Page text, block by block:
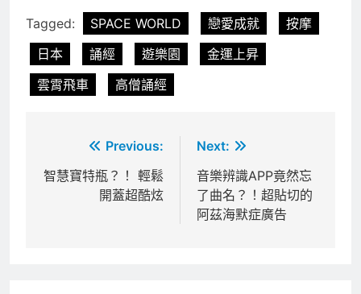
Tagged: SPACE WORLD 戀愛成就
按摩
日本
誦經 遊樂園
金運上昇
雲霄飛車
高僧誦經
章
Previous:
智慧寶特瓶？！ 輕鬆
開蓋超酷炫
Next:
音樂辨識APP竟然忘
了曲名？！超貼切的
阿茲海默症廣告